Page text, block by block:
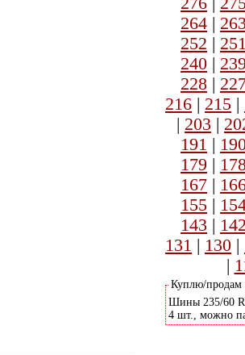
264 |
252 |
240 |
228 |
216 | 215 |
| 203 |
191 |
179 |
167 |
155 |
143 |
131 | 130 |
|
Куплю/
Шины 235/60
4 шт., можно